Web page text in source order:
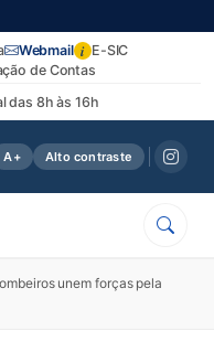
das 8h às 16h
Webmail i E-SIC
de Contas
A+ Alto contraste
unem forças pela